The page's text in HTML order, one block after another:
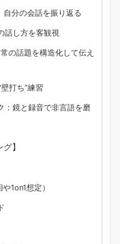
自分の会話を振り返る
話し方を客観視
の話題を構造化して伝え
打ち”練習
：鏡と録音で非言語を磨
】
1on1想定）